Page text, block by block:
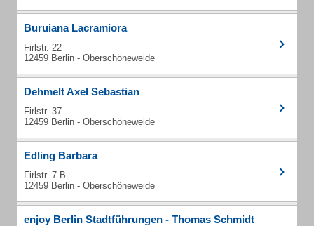
Buruiana Lacramiora
Firlstr. 22
12459 Berlin - Oberschöneweide
Dehmelt Axel Sebastian
Firlstr. 37
12459 Berlin - Oberschöneweide
Edling Barbara
Firlstr. 7 B
12459 Berlin - Oberschöneweide
enjoy Berlin Stadtführungen - Thomas Schmidt